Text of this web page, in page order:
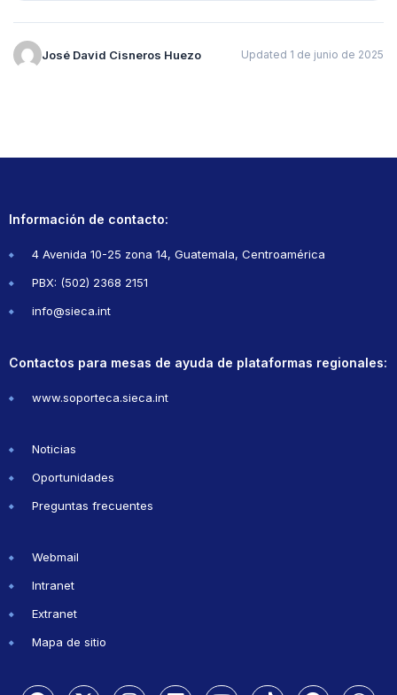
José David Cisneros Huezo Updated 1 de junio de 2025
Información de contacto:
4 Avenida 10-25 zona 14, Guatemala, Centroamérica
PBX: (502) 2368 2151
info@sieca.int
Contactos para mesas de ayuda de plataformas regionales:
www.soporteca.sieca.int
Noticias
Oportunidades
Preguntas frecuentes
Webmail
Intranet
Extranet
Mapa de sitio